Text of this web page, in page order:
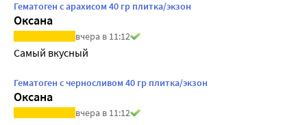
Гематоген с арахисом 40 гр плитка/экзон
Оксана
вчера в 11:12
Самый вкусный
Гематоген с черносливом 40 гр плитка/экзон
Оксана
вчера в 11:12